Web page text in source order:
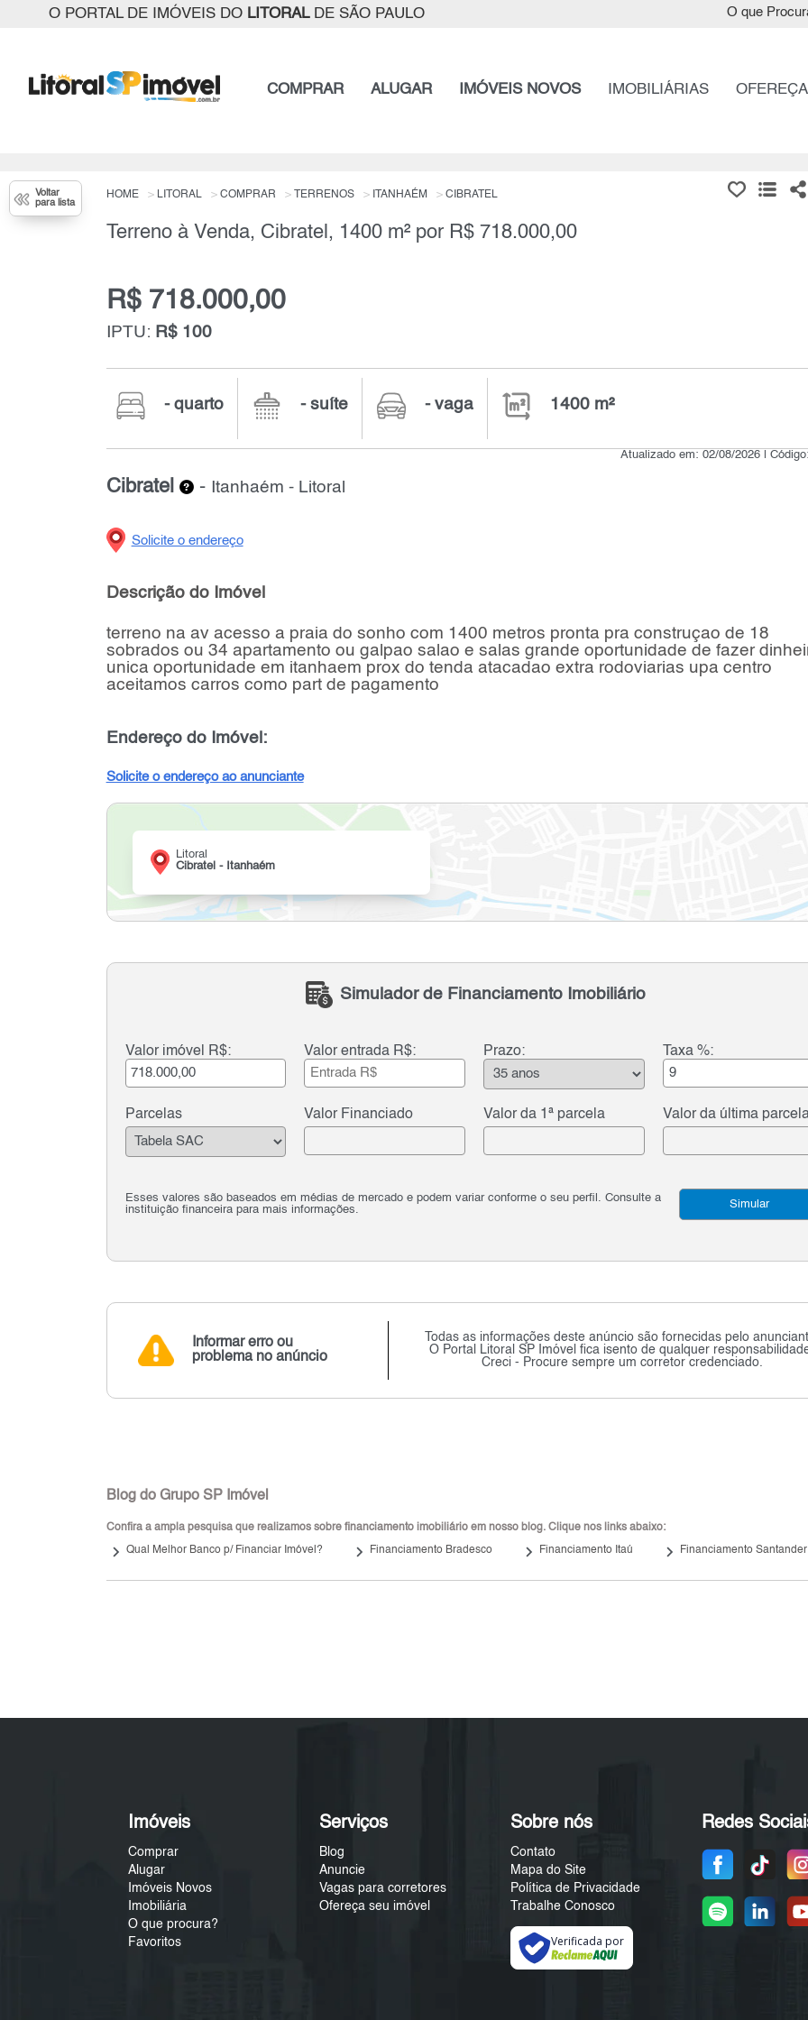
O PORTAL DE IMÓVEIS DO LITORALDE SÃO PAULO O que
COMPRAR ALUGAR IMÓVEIS NOVOS IMOBILIÁRIAS
Voltar
para lista
HOME LITORAL COMPRAR TERRENOS ITANHAÉM CIBRATEL
Terreno à Venda, Cibratel, 1400 m² por R$ 718.000,00
R$ 718.000,00
IPTU: R$ 100
- quarto - suíte - vaga 1400 m²
Atualizado em: 02/08/2026 |
Cibratel - Itanhaém - Litoral
Solicite o endereço
Descrição do Imóvel
terreno na av acesso a praia do sonho com 1400 metros pronta pra construçao de 18
sobrados ou 34 apartamento ou galpao salao e salas grande oportunidade de fazer
unica oportunidade em itanhaem prox do tenda atacadao extra rodoviarias upa centro
aceitamos carros como part de pagamento
Endereço do Imóvel:
Solicite o endereço ao anunciante
Litoral
Cibratel - Itanhaém
Simulador de Financiamento Imobiliário
Valor imóvel R$: Valor entrada R$: Prazo: Taxa %:
Parcelas Valor Financiado Valor da 1ª parcela Valor da última
Esses valores são baseados em médias de mercado e podem variar conforme o seu perfil. Consulte a
instituição financeira para mais informações.
Simular
Informar erro ou
problema no anúncio
Todas as informações deste anúncio são fornecidas pelo
O Portal Litoral SP Imóvel fica isento de qualquer
Creci - Procure sempre um corretor credenciado.
Blog do Grupo SP Imóvel
Confira a ampla pesquisa que realizamos sobre financiamento imobiliário em nosso blog. Clique nos links abaixo:
keyboard_arrow_right Qual Melhor Banco p/ Financiar Imóvel? keyboard_arrow_right Financiamento Bradesco keyboard_arrow_right Financiamento Itaú keyboard_arrow_right Financiamento Santander
Imóveis
Comprar
Alugar
Imóveis Novos
Imobiliária
O que procura?
Favoritos
Serviços
Blog
Anuncie
Vagas para corretores
Ofereça seu imóvel
Sobre nós
Contato
Mapa do Site
Política de Privacidade
Trabalhe Conosco
Verificada por
Redes